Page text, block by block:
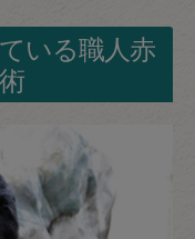
いる職人赤